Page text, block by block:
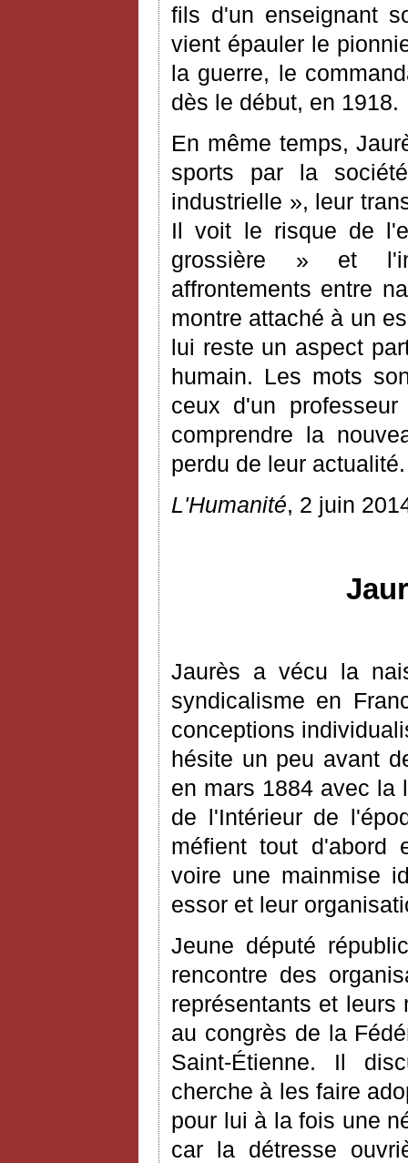
fils d'un enseignant
vient épauler le
la guerre, le
dès le début, en 1918.
En même temps,
sports par la
industrielle », leur
Il voit le risque de
grossière » et
affrontements entre
montre attaché à un
lui reste un aspect
humain. Les mots
ceux d'un
comprendre la
perdu de leur actualité.
L'Humanité, 2 juin
Jaurès a vécu la
syndicalisme en
conceptions
hésite un peu avant
en mars 1884 avec la
de l'Intérieur de
méfient tout d'abord
voire une mainmise
essor et leur
Jeune député
rencontre des
représentants et
au congrès de la
Saint-Étienne. Il
cherche à les faire
pour lui à la fois une
car la détresse